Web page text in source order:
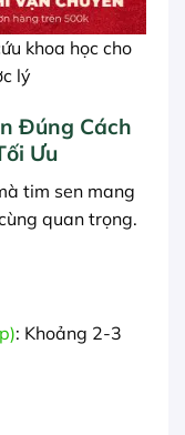
khoa học cho
lý
Đúng Cách
Ưu
tim sen mang
quan trọng.
: Khoảng 2-3